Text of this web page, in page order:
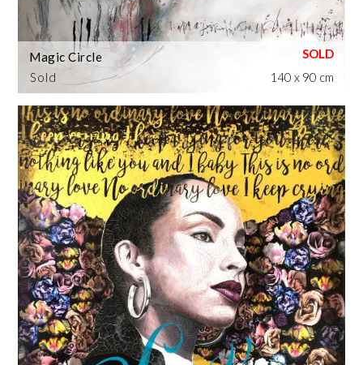
Sold
Magic Circle
140 x 90 cm